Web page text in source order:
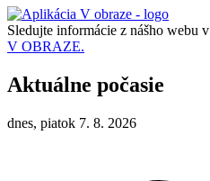
Sledujte informácie z nášho webu v
V OBRAZE.
Aktuálne počasie
dnes, piatok 7. 8. 2026